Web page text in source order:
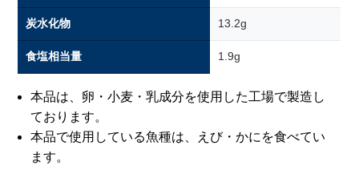
炭水化物 13.2g
食塩相当量 1.9g
本品は、卵・小麦・乳成分を使用した工場で製造し
ております。
本品で使用している魚種は、えび・かにを食べてい
ます。